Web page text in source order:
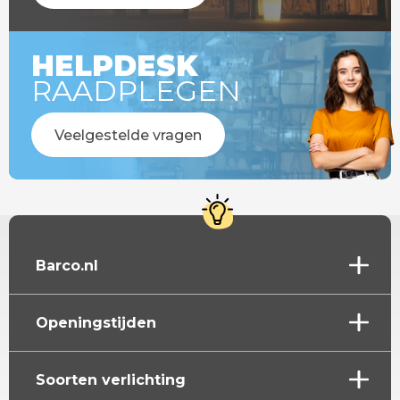
HELPDESK
RAADPLEGEN
Veelgestelde vragen
Barco.nl
Openingstijden
Soorten verlichting